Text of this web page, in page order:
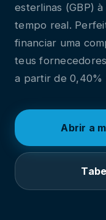
esterlinas (GBP) à
tempo real.
financiar uma
teus
a partir de 0,40%
Abrir a